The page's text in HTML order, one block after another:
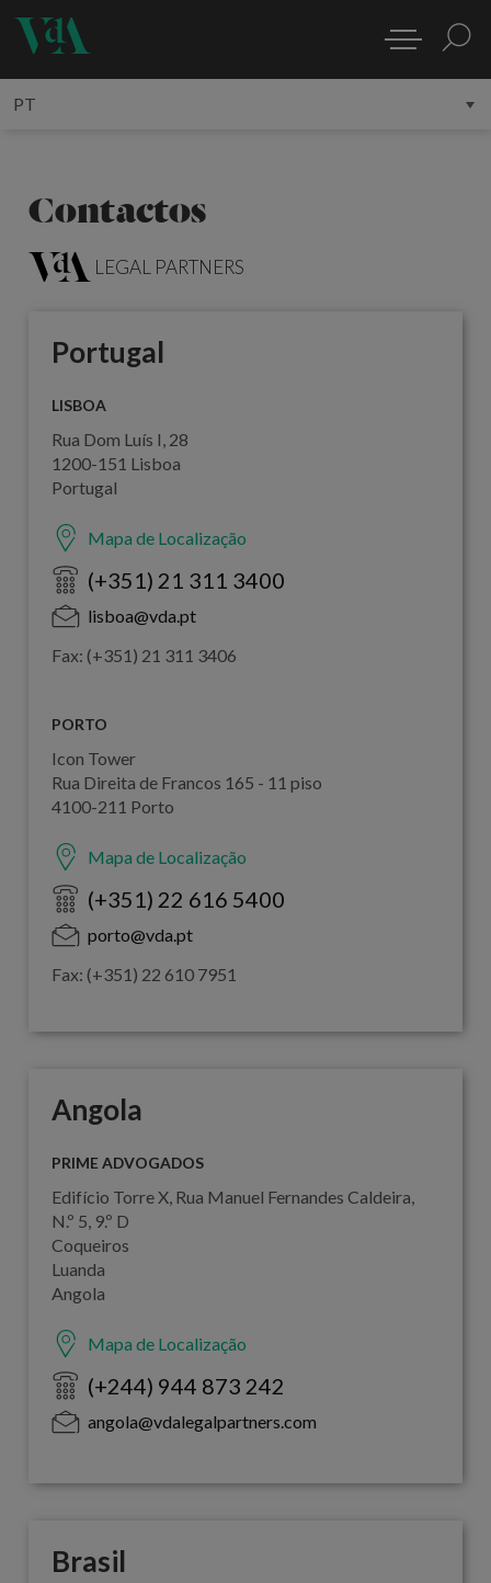
Contactos
LEGAL PARTNERS
Portugal
LISBOA
Rua Dom Luís I, 28
1200-151 Lisboa
Portugal
Mapa de Localização
(+351) 21 311 3400
lisboa@vda.pt
Fax: (+351) 21 311 3406
PORTO
Icon Tower
Rua Direita de Francos 165 - 11 piso
4100-211 Porto
Mapa de Localização
(+351) 22 616 5400
porto@vda.pt
Fax: (+351) 22 610 7951
Angola
PRIME ADVOGADOS
Edifício Torre X, Rua Manuel Fernandes Caldeira,
N.º 5, 9.º D
Coqueiros
Luanda
Angola
Mapa de Localização
(+244) 944 873 242
angola@vdalegalpartners.com
Brasil